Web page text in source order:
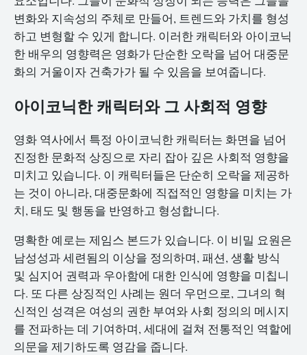
변화와 지속성의 주체로 만들어, 트렌드와 가치를 형성
하고 변형할 수 있게 합니다. 이러한 캐릭터와 아이코닉
한 배우의 영향력은 영화가 단순한 오락을 넘어 대중문
화의 거울이자 건축가가 될 수 있음을 보여줍니다.
아이코닉한 캐릭터와 그 사회적 영향
영화 역사에서 특정 아이코닉한 캐릭터는 화면을 넘어
진정한 문화적 상징으로 자리 잡아 깊은 사회적 영향을
미치고 있습니다. 이 캐릭터들은 단순히 오락을 제공하
는 것이 아니라, 대중문화에 직접적인 영향을 미치는 가
치, 태도 및 행동을 반영하고 형성합니다.
명확한 예로는 제임스 본드가 있습니다. 이 비밀 요원은
남성성과 세련됨의 이상을 정의하며, 패션, 생활 방식
및 심지어 권력과 우아함에 대한 인식에 영향을 미칩니
다. 또 다른 상징적인 사례는 원더 우먼으로, 그녀의 혁
신적인 성격은 여성의 권한 부여와 사회 정의의 메시지
를 전파하는 데 기여하며, 세대에 걸쳐 전통적인 역할에
의문을 제기하도록 영감을 줍니다.